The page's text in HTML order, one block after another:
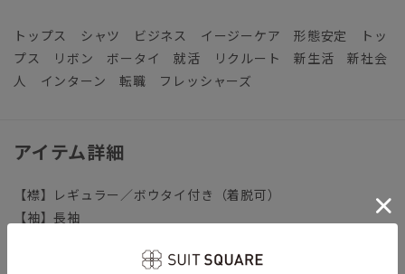
トップス シャツ ビジネス イージーケア 形態安定 トッ
プス リボン ボータイ 就活 リクルート 新生活 新社会
人 インターン 転職 フレッシャーズ
アイテム詳細
【襟】レギュラー／ボウタイ付き（着脱可）
【袖】長袖